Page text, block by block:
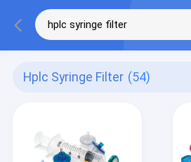
Hplc Syringe Filter (54)